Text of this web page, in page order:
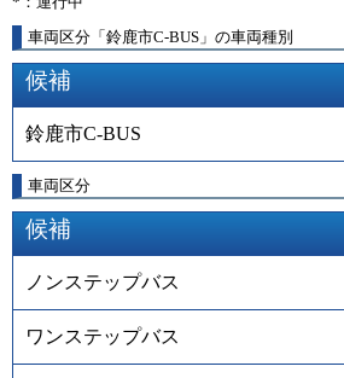
車両区分「鈴鹿市C-BUS」の車両種別
候補
鈴鹿市C-BUS
車両区分
候補
ノンステップバス
ワンステップバス